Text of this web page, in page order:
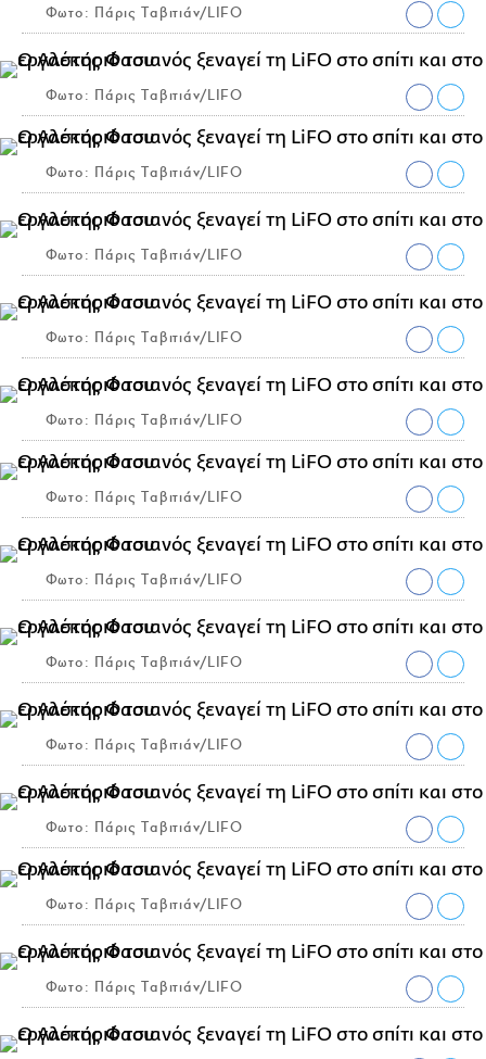
Φωτο: Πάρις Ταβιτιάν/LIFO
Φωτο: Πάρις Ταβιτιάν/LIFO
Φωτο: Πάρις Ταβιτιάν/LIFO
Φωτο: Πάρις Ταβιτιάν/LIFO
Φωτο: Πάρις Ταβιτιάν/LIFO
Φωτο: Πάρις Ταβιτιάν/LIFO
Φωτο: Πάρις Ταβιτιάν/LIFO
Φωτο: Πάρις Ταβιτιάν/LIFO
Φωτο: Πάρις Ταβιτιάν/LIFO
Φωτο: Πάρις Ταβιτιάν/LIFO
Φωτο: Πάρις Ταβιτιάν/LIFO
Φωτο: Πάρις Ταβιτιάν/LIFO
Φωτο: Πάρις Ταβιτιάν/LIFO